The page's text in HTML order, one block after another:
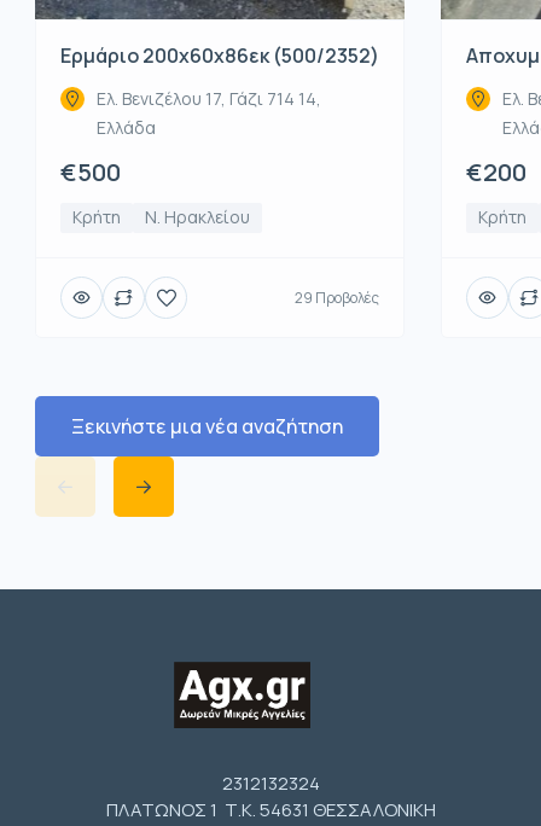
Ερμάριο 200x60x86εκ (500/2352)
Ελ. Βενιζέλου 17, Γάζι 714 14,
Ελλάδα
€500
Κρήτη Ν. Ηρακλείου
29 Προβολές
Ελ.
€200
Κρήτη
Ξεκινήστε μια νέα αναζήτηση
2312132324
ΠΛΑΤΩΝΟΣ 1 Τ.Κ. 54631 ΘΕΣΣΑΛΟΝΙΚΗ